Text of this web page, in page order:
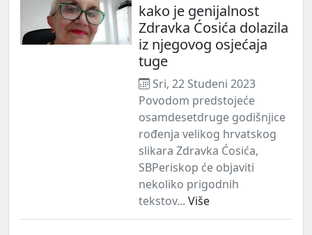
kako je genijalnost
Zdravka Ćosića dolazila
iz njegovog osjećaja
tuge
Sri, 22 Studeni 2023
Povodom predstojeće
osamdesetdruge godišnjice
rođenja velikog hrvatskog
slikara Zdravka Ćosića,
SBPeriskop će objaviti
nekoliko prigodnih
tekstov... Više